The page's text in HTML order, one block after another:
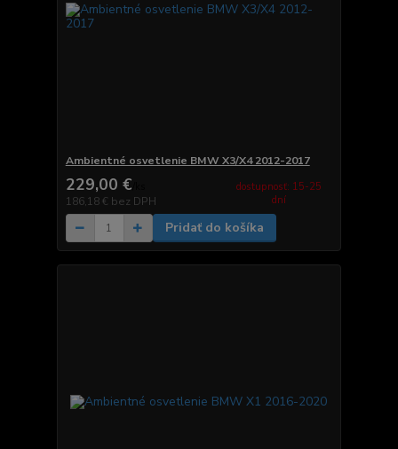
Ambientné osvetlenie BMW X3/X4 2012-2017
229,00 €
186,18 € bez DPH
dostupnosť: 15-25
dní
Pridať do košíka